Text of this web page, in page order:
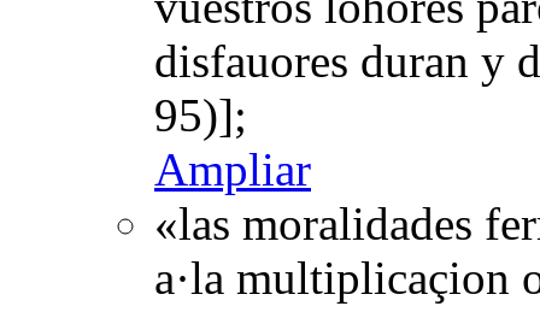
disfauores duran y
95)];
Ampliar
«las moralidades
a·la multiplicaçion